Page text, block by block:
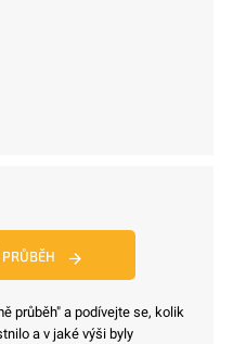
průběh" a podívejte se, kolik
a v jaké výši byly